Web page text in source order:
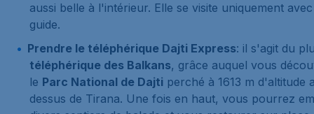
aussi belle à l'intérieur. Elle se visite uniquement
guide.
Prendre le téléphérique Dajti Express: il s'agit du
téléphérique des Balkans, grâce auquel vous
le Parc National de Dajti perché à 1613 m d'altitude
dessus de Tirana. Une fois en haut, vous pourrez